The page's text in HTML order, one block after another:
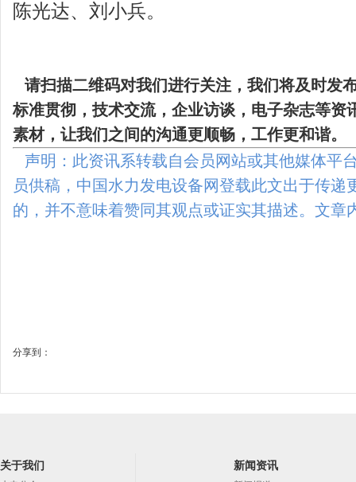
陈光达、刘小兵。
请扫描二维码对我们进行关注，我们将及时发
标准贯彻，技术交流，企业访谈，电子杂志等资
素材，让我们之间的沟通更顺畅，工作更和谐。
声明：此资讯系转载自会员网站或其他媒体平
员供稿，中国水力发电设备网登载此文出于传递
的，并不意味着赞同其观点或证实其描述。文章
分享到：
关于我们 新闻资讯